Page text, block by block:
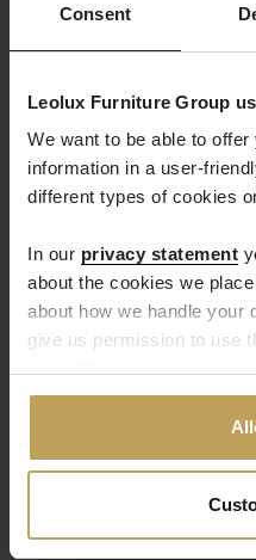
Consent
Leolux Furniture Group
We want to be able to
information in a user-
different types of cookies
In our privacy statement
about the cookies we
about how we handle your
give us permission to use
(innerhalb von 14
Ihnen